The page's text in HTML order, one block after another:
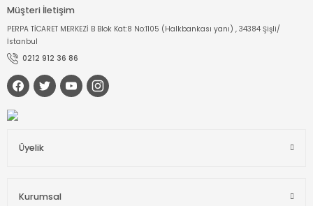
Müşteri İletişim
PERPA TİCARET MERKEZİ B Blok Kat:8 No:1105 (Halkbankası yanı) , 34384 Şişli/
İstanbul
0212 912 36 86
Üyelik
Kurumsal